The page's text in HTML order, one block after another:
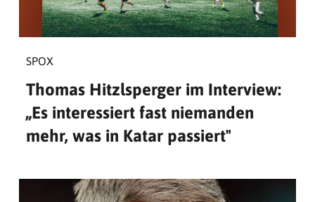
SPOX
Thomas Hitzlsperger im Interview:
„Es interessiert fast niemanden
mehr, was in Katar passiert"